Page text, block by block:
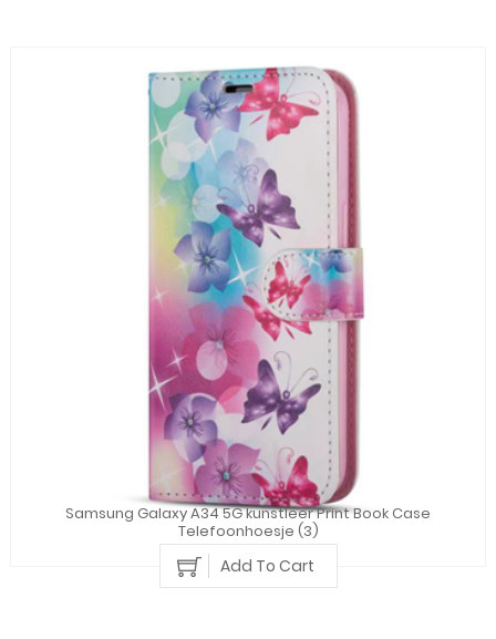
Samsung Galaxy A34 5G kunstleer Print Book Case
Telefoonhoesje (3)
Add To Cart